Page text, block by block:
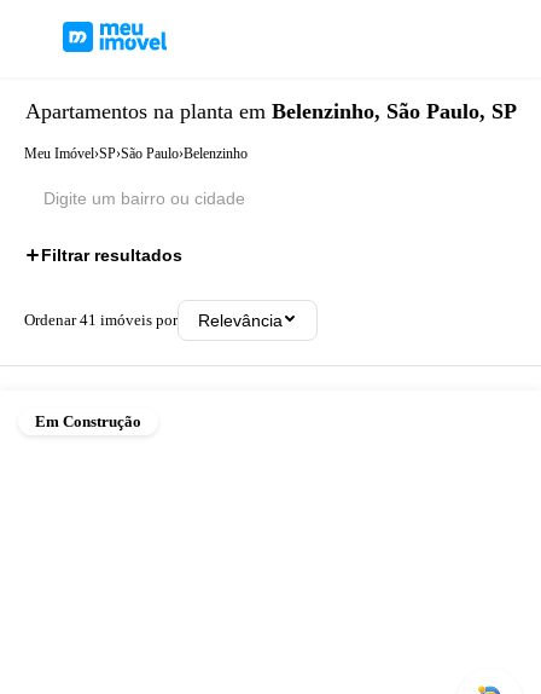
Apartamentos na planta em Belenzinho, São Paulo, SP
Meu Imóvel›SP›São Paulo›Belenzinho
Filtrar resultados
Ordenar41 imóveis por Relevância
Em Construção